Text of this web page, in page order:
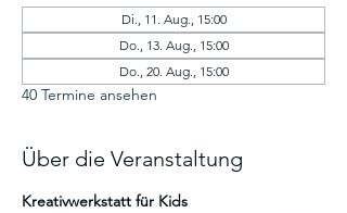
Di., 11. Aug., 15:00
Do., 13. Aug., 15:00
Do., 20. Aug., 15:00
40 Termine ansehen
Über die Veranstaltung
Kreativwerkstatt für Kids